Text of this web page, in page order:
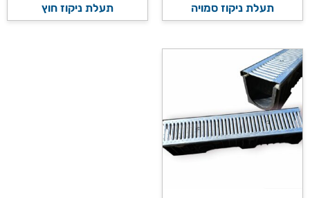
תעלת ניקוז סמויה תעלת ניקוז חוץ